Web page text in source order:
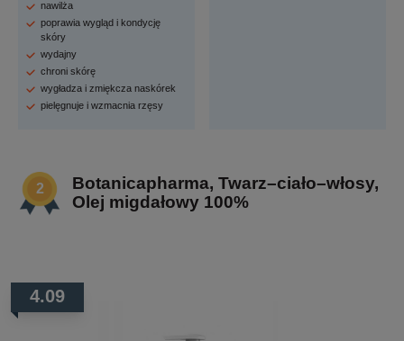
nawilża
poprawia wygląd i kondycję
skóry
wydajny
chroni skórę
wygładza i zmiękcza naskórek
pielęgnuje i wzmacnia rzęsy
Botanicapharma, Twarz–ciało–włosy,
Olej migdałowy 100%
4.09